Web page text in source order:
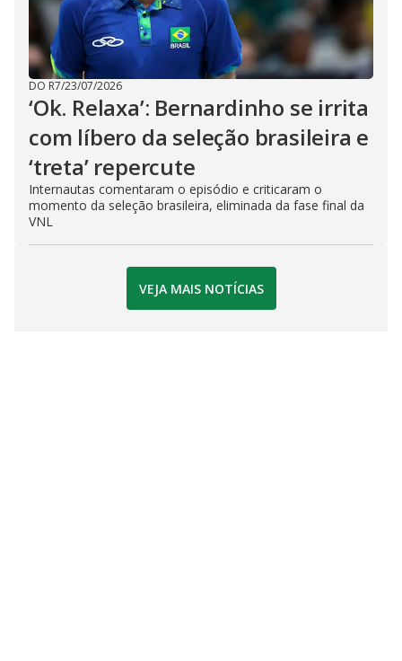
DO R7/23/07/2026
‘Ok. Relaxa’: Bernardinho se irrita
com líbero da seleção brasileira e
‘treta’ repercute
Internautas comentaram o episódio e criticaram o
momento da seleção brasileira, eliminada da fase final da
VNL
VEJA MAIS NOTÍCIAS